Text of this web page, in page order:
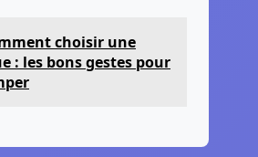
choisir une
: les bons gestes pour